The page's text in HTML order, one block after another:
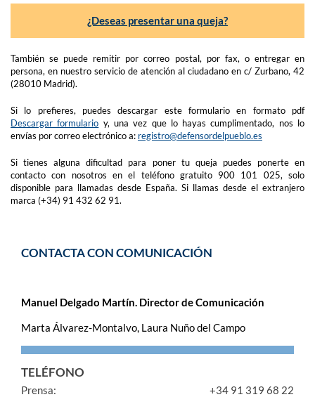
¿Deseas presentar una queja?
También se puede remitir por correo postal, por fax, o entregar en
persona, en nuestro servicio de atención al ciudadano en c/ Zurbano, 42
(28010 Madrid).
Si lo prefieres, puedes descargar este formulario en formato pdf
Descargar formulario y, una vez que lo hayas cumplimentado, nos lo
envías por correo electrónico a: registro@defensordelpueblo.es
Si tienes alguna dificultad para poner tu queja puedes ponerte en
contacto con nosotros en el teléfono gratuito 900 101 025, solo
disponible para llamadas desde España. Si llamas desde el extranjero
marca (+34) 91 432 62 91.
CONTACTA CON COMUNICACIÓN
Manuel Delgado Martín. Director de Comunicación
Marta Álvarez-Montalvo, Laura Nuño del Campo
TELÉFONO
Prensa: +34 91 319 68 22